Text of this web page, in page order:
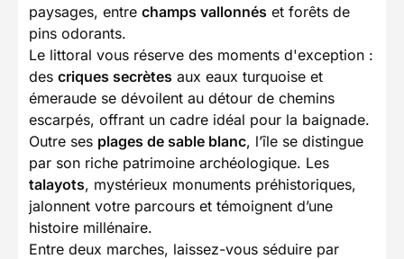
paysages, entre champs vallonnés et forêts de
pins odorants.
Le littoral vous réserve des moments d'exception :
des criques secrètes aux eaux turquoise et
émeraude se dévoilent au détour de chemins
escarpés, offrant un cadre idéal pour la baignade.
Outre ses plages de sable blanc, l’île se distingue
par son riche patrimoine archéologique. Les
talayots, mystérieux monuments préhistoriques,
jalonnent votre parcours et témoignent d’une
histoire millénaire.
Entre deux marches, laissez-vous séduire par